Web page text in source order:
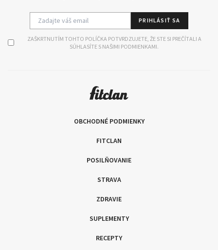
PRIHLÁSIŤ SA
ZAŠKRTNUTÍM TOHTO POLÍČKA POTVRDZUJETE, ŽE STE SI PREČÍTALI A
SÚHLASÍTE S NAŠIMI PODMIENKAMI.
OBCHODNÉ PODMIENKY
FITCLAN
POSILŇOVANIE
STRAVA
ZDRAVIE
SUPLEMENTY
RECEPTY